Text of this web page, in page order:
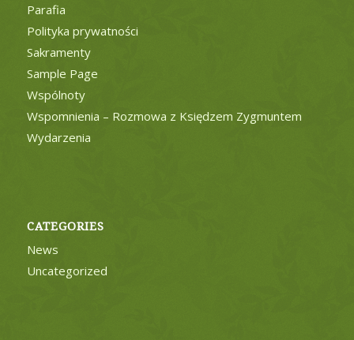
Parafia
Polityka prywatności
Sakramenty
Sample Page
Wspólnoty
Wspomnienia – Rozmowa z Księdzem Zygmuntem
Wydarzenia
CATEGORIES
News
Uncategorized